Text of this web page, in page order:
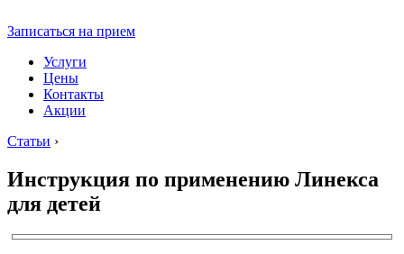
Записаться на прием
Услуги
Цены
Контакты
Акции
Статьи ›
Инструкция по применению Линекса
для детей